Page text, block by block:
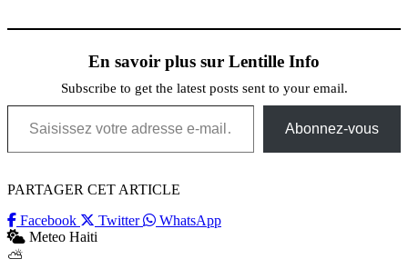
En savoir plus sur Lentille Info
Subscribe to get the latest posts sent to your email.
Saisissez votre adresse e-mail…
Abonnez-vous
PARTAGER CET ARTICLE
Facebook
Twitter
WhatsApp
Meteo Haiti
⛅